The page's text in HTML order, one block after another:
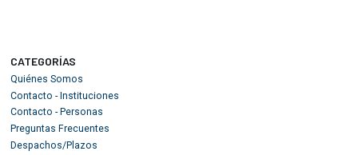
CATEGORÍAS
Quiénes Somos
Contacto - Instituciones
Contacto - Personas
Preguntas Frecuentes
Despachos/Plazos